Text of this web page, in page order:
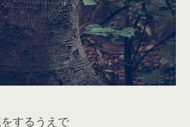
するうえで